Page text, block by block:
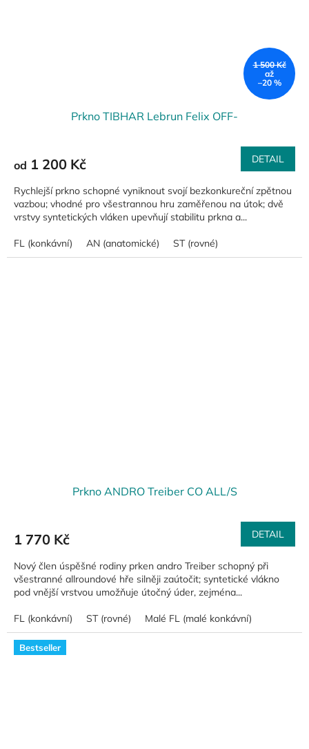
1 500 Kč
až
–20 %
Prkno TIBHAR Lebrun Felix OFF-
od 1 200 Kč DETAIL
Rychlejší prkno schopné vyniknout svojí bezkonkureční zpětnou
vazbou; vhodné pro všestrannou hru zaměřenou na útok; dvě
vrstvy syntetických vláken upevňují stabilitu prkna a...
FL (konkávní) AN (anatomické) ST (rovné)
Prkno ANDRO Treiber CO ALL/S
1 770 Kč DETAIL
Nový člen úspěšné rodiny prken andro Treiber schopný při
všestranné allroundové hře silněji zaútočit; syntetické vlákno
pod vnější vrstvou umožňuje útočný úder, zejména...
FL (konkávní) ST (rovné) Malé FL (malé konkávní)
Bestseller